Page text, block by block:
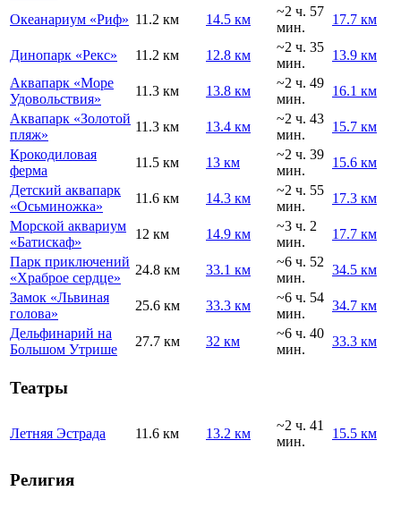
Океанариум «Риф» 11.2 км 14.5 км
~2 ч. 57
мин.
17.7 км
Динопарк «Рекс» 11.2 км 12.8 км
~2 ч. 35
мин.
13.9 км
Аквапарк «Море
Удовольствия»
11.3 км 13.8 км
~2 ч. 49
мин.
16.1 км
Аквапарк «Золотой
пляж»
11.3 км 13.4 км
~2 ч. 43
мин.
15.7 км
Крокодиловая
ферма
11.5 км 13 км
~2 ч. 39
мин.
15.6 км
Детский аквапарк
«Осьминожка»
11.6 км 14.3 км
~2 ч. 55
мин.
17.3 км
Морской аквариум
«Батискаф»
12 км 14.9 км
~3 ч. 2
мин.
17.7 км
Парк приключений
«Храброе сердце»
24.8 км 33.1 км
~6 ч. 52
мин.
34.5 км
Замок «Львиная
голова»
25.6 км 33.3 км
~6 ч. 54
мин.
34.7 км
Дельфинарий на
Большом Утрише
27.7 км 32 км
~6 ч. 40
мин.
33.3 км
Театры
Летняя Эстрада 11.6 км 13.2 км
~2 ч. 41
мин.
15.5 км
Религия